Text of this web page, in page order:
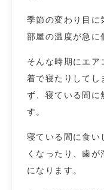
季節の変わり目に
部屋の温度が急に
そんな時期にエア
着で寝たりしてし
ず、寝ている間に
す。
寝ている間に食い
くなったり、歯が
になります。